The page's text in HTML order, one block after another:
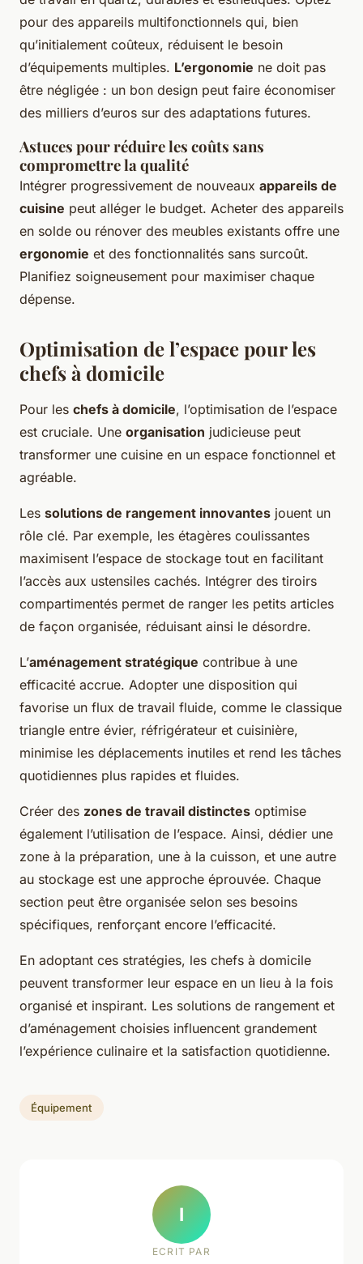
pour des appareils multifonctionnels qui, bien
qu’initialement coûteux, réduisent le besoin
d’équipements multiples. L’ergonomie ne doit pas
être négligée : un bon design peut faire économiser
des milliers d’euros sur des adaptations futures.
Astuces pour réduire les coûts sans
compromettre la qualité
Intégrer progressivement de nouveaux appareils de
cuisine peut alléger le budget. Acheter des appareils
en solde ou rénover des meubles existants offre une
ergonomie et des fonctionnalités sans surcoût.
Planifiez soigneusement pour maximiser chaque
dépense.
Optimisation de l’espace pour les
chefs à domicile
Pour les chefs à domicile, l’optimisation de l’espace
est cruciale. Une organisation judicieuse peut
transformer une cuisine en un espace fonctionnel et
agréable.
Les solutions de rangement innovantes jouent un
rôle clé. Par exemple, les étagères coulissantes
maximisent l’espace de stockage tout en facilitant
l’accès aux ustensiles cachés. Intégrer des tiroirs
compartimentés permet de ranger les petits articles
de façon organisée, réduisant ainsi le désordre.
L’aménagement stratégique contribue à une
efficacité accrue. Adopter une disposition qui
favorise un flux de travail fluide, comme le classique
triangle entre évier, réfrigérateur et cuisinière,
minimise les déplacements inutiles et rend les tâches
quotidiennes plus rapides et fluides.
Créer des zones de travail distinctes optimise
également l’utilisation de l’espace. Ainsi, dédier une
zone à la préparation, une à la cuisson, et une autre
au stockage est une approche éprouvée. Chaque
section peut être organisée selon ses besoins
spécifiques, renforçant encore l’efficacité.
En adoptant ces stratégies, les chefs à domicile
peuvent transformer leur espace en un lieu à la fois
organisé et inspirant. Les solutions de rangement et
d’aménagement choisies influencent grandement
l’expérience culinaire et la satisfaction quotidienne.
Équipement
I
ECRIT PAR